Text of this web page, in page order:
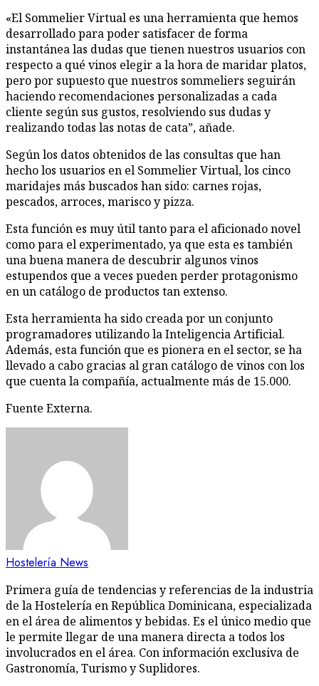
«El Sommelier Virtual es una herramienta que hemos
desarrollado para poder satisfacer de forma
instantánea las dudas que tienen nuestros usuarios con
respecto a qué vinos elegir a la hora de maridar platos,
pero por supuesto que nuestros sommeliers seguirán
haciendo recomendaciones personalizadas a cada
cliente según sus gustos, resolviendo sus dudas y
realizando todas las notas de cata”, añade.
Según los datos obtenidos de las consultas que han
hecho los usuarios en el Sommelier Virtual, los cinco
maridajes más buscados han sido: carnes rojas,
pescados, arroces, marisco y pizza.
Esta función es muy útil tanto para el aficionado novel
como para el experimentado, ya que esta es también
una buena manera de descubrir algunos vinos
estupendos que a veces pueden perder protagonismo
en un catálogo de productos tan extenso.
Esta herramienta ha sido creada por un conjunto
programadores utilizando la Inteligencia Artificial.
Además, esta función que es pionera en el sector, se ha
llevado a cabo gracias al gran catálogo de vinos con los
que cuenta la compañía, actualmente más de 15.000.
Fuente Externa.
Hostelería News
Primera guía de tendencias y referencias de la industria
de la Hostelería en República Dominicana, especializada
en el área de alimentos y bebidas. Es el único medio que
le permite llegar de una manera directa a todos los
involucrados en el área. Con información exclusiva de
Gastronomía, Turismo y Suplidores.